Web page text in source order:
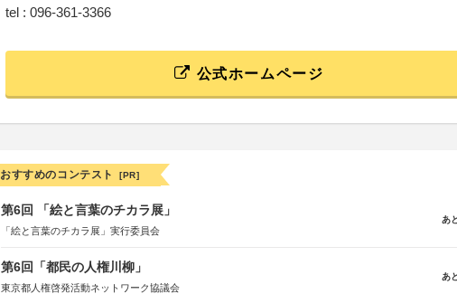
tel : 096-361-3366
公式ホームページ
おすすめのコンテスト [PR]
第6回 「絵と言葉のチカラ展」
「絵と言葉のチカラ展」実行委員会
あ
第6回「都民の人権川柳」
東京都人権啓発活動ネットワーク協議会
あ